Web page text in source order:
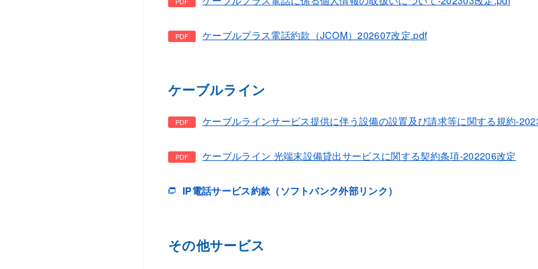
ケーブルプラス電話約款（JCOM）202607改定.pdf
ケーブルライン
ケーブルラインサービス提供に伴う設備の設置及び請求等に関する規約-
ケーブルライン 光端末設備貸出サービスに関する契約条項-202206改定
IP電話サービス約款（ソフトバンク外部リンク）
その他サービス